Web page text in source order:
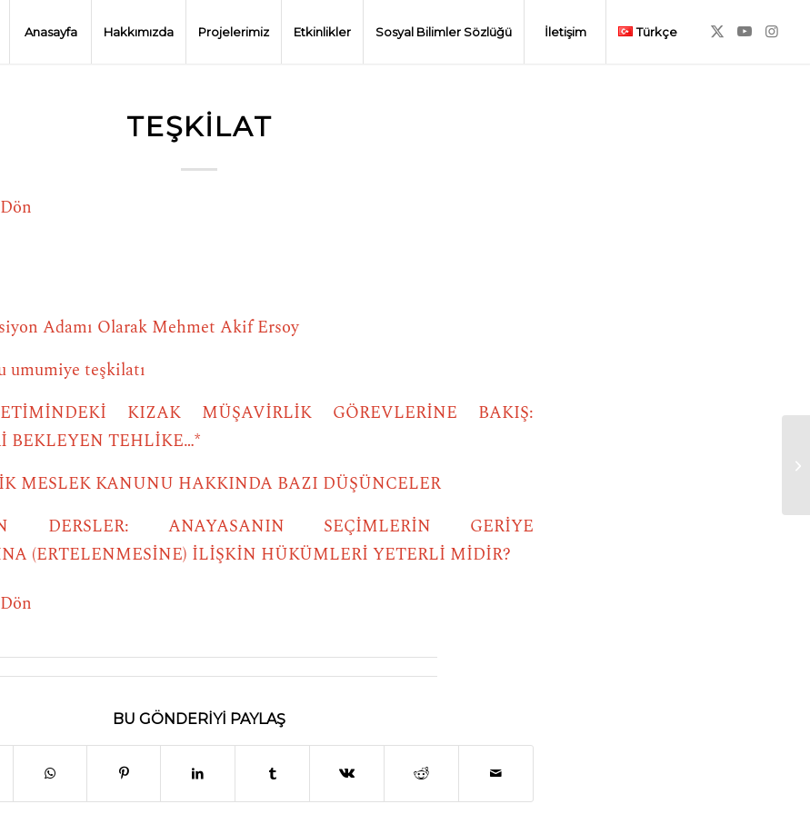
Anasayfa Hakkımızda Projelerimiz Etkinlikler Sosyal Bilimler Sözlüğü İletişim Türkçe
TEŞKILAT
Adamı Olarak Mehmet Akif Ersoy
umumiye teşkilatı
KIZAK MÜŞAVİRLİK GÖREVLERİNE BAKIŞ:
BEKLEYEN TEHLİKE…*
MESLEK KANUNU HAKKINDA BAZI DÜŞÜNCELER
DERSLER: ANAYASANIN SEÇİMLERİN GERİYE
(ERTELENMESİNE) İLİŞKİN HÜKÜMLERİ YETERLİ MİDİR?
BU GÖNDERIYI PAYLAŞ